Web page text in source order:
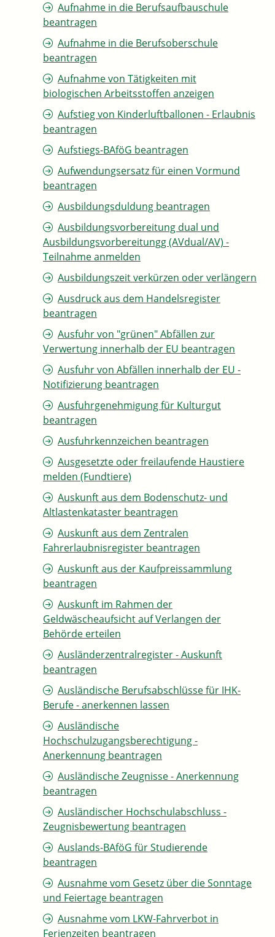
Aufnahme in die Berufsaufbauschule
beantragen
Aufnahme in die Berufsoberschule
beantragen
Aufnahme von Tätigkeiten mit
biologischen Arbeitsstoffen anzeigen
Aufstieg von Kinderluftballonen - Erlaubnis
beantragen
Aufstiegs-BAföG beantragen
Aufwendungsersatz für einen Vormund
beantragen
Ausbildungsduldung beantragen
Ausbildungsvorbereitung dual und
Ausbildungsvorbereitungg (AVdual/AV) -
Teilnahme anmelden
Ausbildungszeit verkürzen oder verlängern
Ausdruck aus dem Handelsregister
beantragen
Ausfuhr von "grünen" Abfällen zur
Verwertung innerhalb der EU beantragen
Ausfuhr von Abfällen innerhalb der EU -
Notifizierung beantragen
Ausfuhrgenehmigung für Kulturgut
beantragen
Ausfuhrkennzeichen beantragen
Ausgesetzte oder freilaufende Haustiere
melden (Fundtiere)
Auskunft aus dem Bodenschutz- und
Altlastenkataster beantragen
Auskunft aus dem Zentralen
Fahrerlaubnisregister beantragen
Auskunft aus der Kaufpreissammlung
beantragen
Auskunft im Rahmen der
Geldwäscheaufsicht auf Verlangen der
Behörde erteilen
Ausländerzentralregister - Auskunft
beantragen
Ausländische Berufsabschlüsse für IHK-
Berufe - anerkennen lassen
Ausländische
Hochschulzugangsberechtigung -
Anerkennung beantragen
Ausländische Zeugnisse - Anerkennung
beantragen
Ausländischer Hochschulabschluss -
Zeugnisbewertung beantragen
Auslands-BAföG für Studierende
beantragen
Ausnahme vom Gesetz über die Sonntage
und Feiertage beantragen
Ausnahme vom LKW-Fahrverbot in
Ferienzeiten beantragen